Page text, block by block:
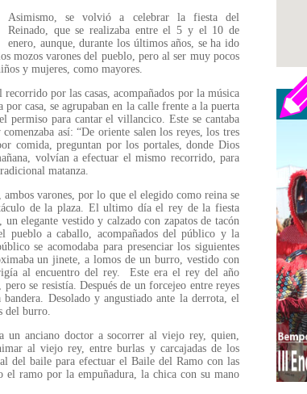
Asimismo, se volvió a celebrar la fiesta del
Reinado, que se realizaba entre el 5 y el 10 de
enero, aunque, durante los últimos años, se ha ido
mozos varones del pueblo, pero al ser muy pocos
y mujeres, como mayores.
por las casas, acompañados por la música
casa, se agrupaban en la calle frente a la puerta
permiso para cantar el villancico. Este se cantaba
así: “De oriente salen los reyes, los tres
comida, preguntan por los portales, donde Dios
volvían a efectuar el mismo recorrido, para
matanza.
varones, por lo que el elegido como reina se
de la plaza. El ultimo día el rey de la fiesta
elegante vestido y calzado con zapatos de tacón
pueblo a caballo, acompañados del público y la
se acomodaba para presenciar los siguientes
un jinete, a lomos de un burro, vestido con
al encuentro del rey. Este era el rey del año
se resistía. Después de un forcejeo entre reyes
Desolado y angustiado ante la derrota, el
del burro.
un anciano doctor a socorrer al viejo rey, quien,
al viejo rey, entre burlas y carcajadas de los
del baile para efectuar el Baile del Ramo con las
el ramo por la empuñadura, la chica con su mano